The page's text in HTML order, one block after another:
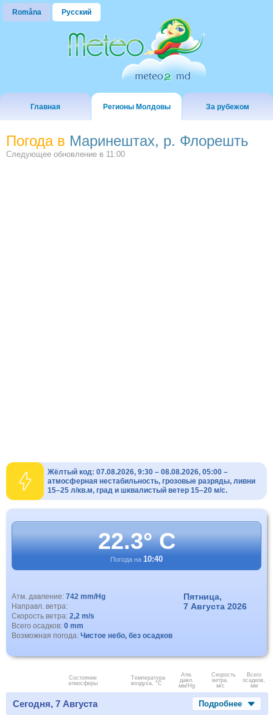
Româna Русский
Главная Регионы Молдовы За рубежом
Погода в Маринештах, р. Флорешть
Следующее обновление в 11:00
Жёлтый код: 07.08.2026, 9:30 – 08.08.2026, 05:00 –
атмосферная нестабильность, грозовые разряды, ливни
15–25 л/кв.м, град и шквалистый ветер 15–20 м/с.
22.3° C
Погода на 10:40
Атм. давление: 742 mm/Hg
Направл. ветра:
Скорость ветра: 2,2 m/s
Всего осадков: 0 mm
Возможная погода: Чистое небо, без осадков
Пятница,
7 Августа 2026
Состояние
атмосферы
Температура
воздуха, °C
Атм.
давл.
мм/Hg
Скорость
ветра.
м/с
Всего
осадков,
мм
Сегодня, 7 Августа Подробнее